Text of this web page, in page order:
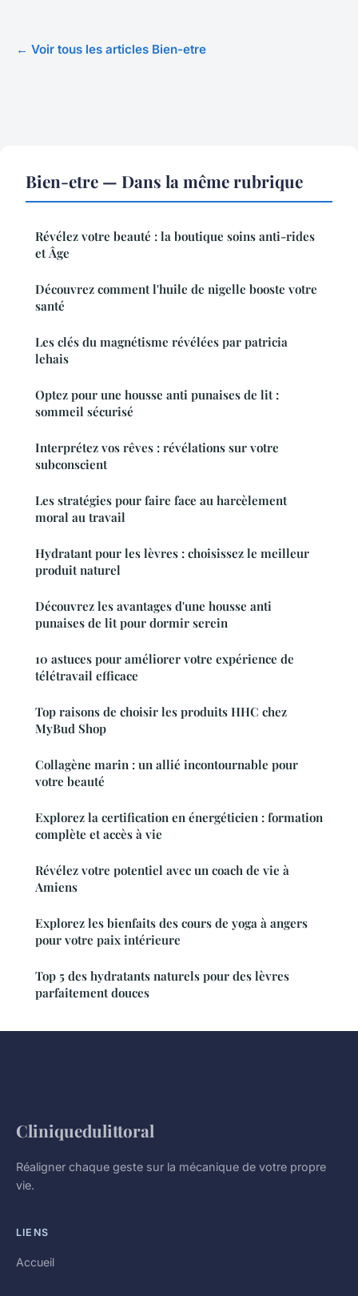
← Voir tous les articles Bien-etre
Bien-etre — Dans la même rubrique
Révélez votre beauté : la boutique soins anti-rides
et Âge
Découvrez comment l'huile de nigelle booste votre
santé
Les clés du magnétisme révélées par patricia
lehais
Optez pour une housse anti punaises de lit :
sommeil sécurisé
Interprétez vos rêves : révélations sur votre
subconscient
Les stratégies pour faire face au harcèlement
moral au travail
Hydratant pour les lèvres : choisissez le meilleur
produit naturel
Découvrez les avantages d'une housse anti
punaises de lit pour dormir serein
10 astuces pour améliorer votre expérience de
télétravail efficace
Top raisons de choisir les produits HHC chez
MyBud Shop
Collagène marin : un allié incontournable pour
votre beauté
Explorez la certification en énergéticien : formation
complète et accès à vie
Révélez votre potentiel avec un coach de vie à
Amiens
Explorez les bienfaits des cours de yoga à angers
pour votre paix intérieure
Top 5 des hydratants naturels pour des lèvres
parfaitement douces
Cliniquedulittoral
Réaligner chaque geste sur la mécanique de votre propre
vie.
LIENS
Accueil